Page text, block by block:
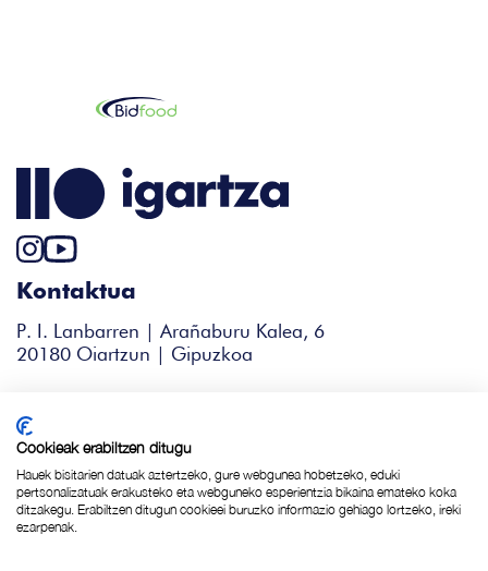
Kontaktua
P. I. Lanbarren | Arañaburu Kalea, 6
20180 Oiartzun | Gipuzkoa
igartza@igartza.com
Cookie politika
Cookieak erabiltzen ditugu
Hauek bisitarien datuak aztertzeko, gure webgunea hobetzeko, eduki
pertsonalizatuak erakusteko eta webguneko esperientzia bikaina emateko koka
ditzakegu. Erabiltzen ditugun cookieei buruzko informazio gehiago lortzeko, ireki
ezarpenak.